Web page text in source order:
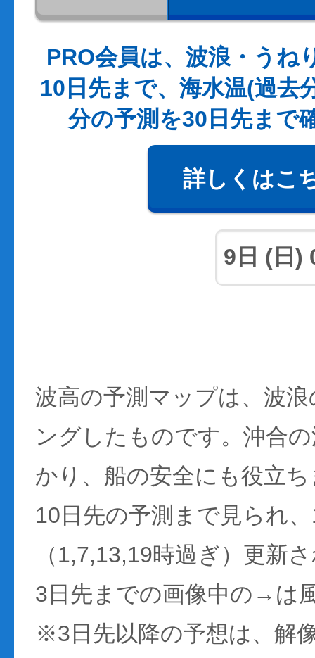
PRO会員は、波浪・うね
10日先まで、海水温(過去
分の予測を30日先まで
詳しくはこ
波高の予測マップは、波
ングしたものです。沖合
かり、船の安全にも役立
10日先の予測まで見られ
（1,7,13,19時過ぎ）更新
3日先までの画像中の→は
※3日先以降の予想は、解